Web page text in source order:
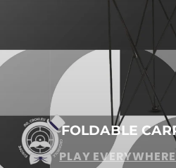
FOLDABLE
PLAY